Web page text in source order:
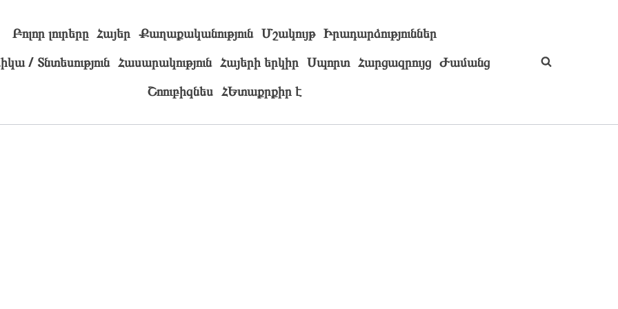
Բոլոր լուրերը Հայեր Քաղաքականություն Մշակույթ Իրադարձություններ
/ Տնտեսություն Հասարակություն Հայերի երկիր Սպորտ Հարցազրույց Ժամանց
Շոուբիզնես ՀԵտաքրքիր է